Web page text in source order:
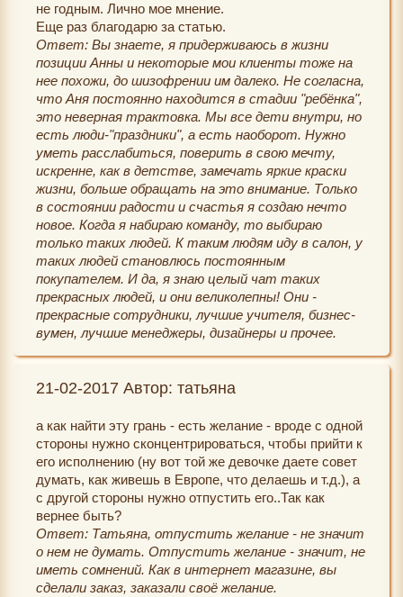
не годным. Лично мое мнение.
Еще раз благодарю за статью.
Ответ: Вы знаете, я придерживаюсь в жизни
позиции Анны и некоторые мои клиенты тоже на
нее похожи, до шизофрении им далеко. Не согласна,
что Аня постоянно находится в стадии "ребёнка",
это неверная трактовка. Мы все дети внутри, но
есть люди-"праздники", а есть наоборот. Нужно
уметь расслабиться, поверить в свою мечту,
искренне, как в детстве, замечать яркие краски
жизни, больше обращать на это внимание. Только
в состоянии радости и счастья я создаю нечто
новое. Когда я набираю команду, то выбираю
только таких людей. К таким людям иду в салон, у
таких людей становлюсь постоянным
покупателем. И да, я знаю целый чат таких
прекрасных людей, и они великолепны! Они -
прекрасные сотрудники, лучшие учителя, бизнес-
вумен, лучшие менеджеры, дизайнеры и прочее.
21-02-2017 Автор: татьяна
а как найти эту грань - есть желание - вроде с одной
стороны нужно сконцентрироваться, чтобы прийти к
его исполнению (ну вот той же девочке даете совет
думать, как живешь в Европе, что делаешь и т.д.), а
с другой стороны нужно отпустить его..Так как
вернее быть?
Ответ: Татьяна, отпустить желание - не значит
о нем не думать. Отпустить желание - значит, не
иметь сомнений. Как в интернет магазине, вы
сделали заказ, заказали своё желание.